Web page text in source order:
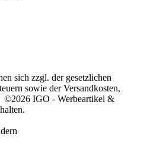
sich zzgl. der gesetzlichen
sowie der Versandkosten,
©2026 IGO - Werbeartikel &